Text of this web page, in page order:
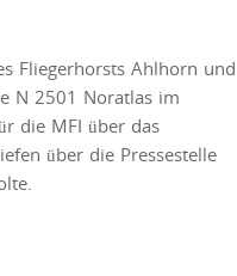
Fliegerhorsts Ahlhorn und
N 2501 Noratlas im
die MFI über das
über die Pressestelle